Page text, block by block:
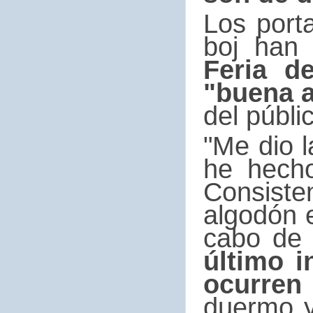
Los
boj han
Feria
"buena
del
"Me dio
he
algodón
cabo de
último
ocurren